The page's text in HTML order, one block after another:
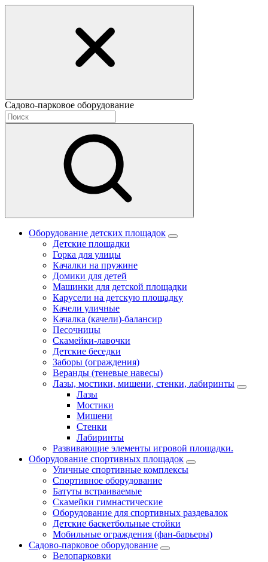
Садово-парковое оборудование
Оборудование детских площадок
Детские площадки
Горка для улицы
Качалки на пружине
Домики для детей
Машинки для детской площадки
Карусели на детскую площадку
Качели уличные
Качалка (качели)-балансир
Песочницы
Скамейки-лавочки
Детские беседки
Заборы (ограждения)
Веранды (теневые навесы)
Лазы, мостики, мишени, стенки, лабиринты
Лазы
Мостики
Мишени
Стенки
Лабиринты
Развивающие элементы игровой площадки.
Оборудование спортивных площадок
Уличные спортивные комплексы
Спортивное оборудование
Батуты встраиваемые
Скамейки гимнастические
Оборудование для спортивных раздевалок
Детские баскетбольные стойки
Мобильные ограждения (фан-барьеры)
Садово-парковое оборудование
Велопарковки